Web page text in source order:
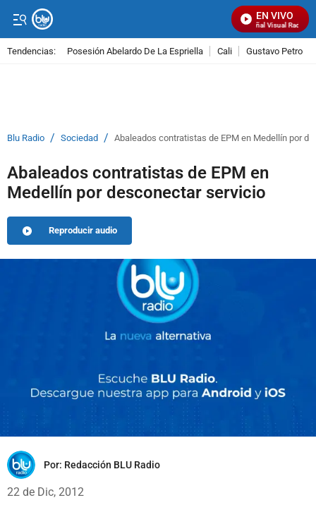
EN VIVO
Señal Visual Radio
Tendencias: Posesión Abelardo De La Espriella Cali Gustavo Petro
Blu Radio / Sociedad / Abaleados contratistas de EPM en Medellín por
Abaleados contratistas de EPM en
Medellín por desconectar servicio
Reproducir audio
Por: Redacción BLU Radio
22 de Dic, 2012